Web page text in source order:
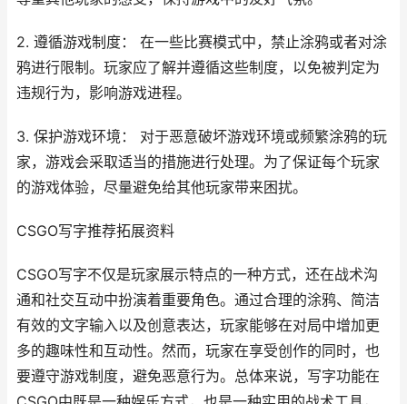
2. 遵循游戏制度： 在一些比赛模式中，禁止涂鸦或者对涂
鸦进行限制。玩家应了解并遵循这些制度，以免被判定为
违规行为，影响游戏进程。
3. 保护游戏环境： 对于恶意破坏游戏环境或频繁涂鸦的玩
家，游戏会采取适当的措施进行处理。为了保证每个玩家
的游戏体验，尽量避免给其他玩家带来困扰。
CSGO写字推荐拓展资料
CSGO写字不仅是玩家展示特点的一种方式，还在战术沟
通和社交互动中扮演着重要角色。通过合理的涂鸦、简洁
有效的文字输入以及创意表达，玩家能够在对局中增加更
多的趣味性和互动性。然而，玩家在享受创作的同时，也
要遵守游戏制度，避免恶意行为。总体来说，写字功能在